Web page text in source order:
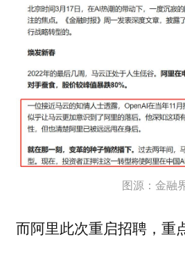
图源：金融
而阿里此次重启招聘，重